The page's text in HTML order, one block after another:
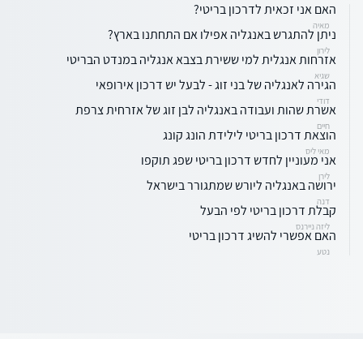
האם אני זכאית לדרכון בריטי?
מאיה
ניתן להתגרש באנגליה אפילו אם התחתנו בארץ?
לירון
אזרחות אנגלית למי ששירת בצבא אנגליה במנדט הבריטי
שגיא
הגירה לאנגליה של בני זוג - לבעל יש דרכון אירופאי
דודי
אשרת שהות ועבודה באנגליה לבן זוג של אזרחית צרפת
חיים
הוצאת דרכון בריטי לילידת הונג קונג
מאי ליס
אני מעוניין לחדש דרכון בריטי שפג תוקפו
לירן
ירושה באנגליה ליורש שמתגורר בישראל
דנה
קבלת דרכון בריטי לפי הבעל
ליזה ניירנס
האם אפשרי להשיג דרכון בריטי
נטע